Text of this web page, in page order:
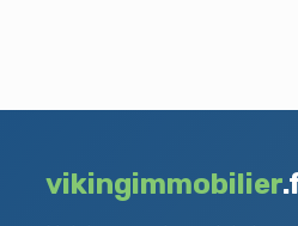
vikingimmobilier